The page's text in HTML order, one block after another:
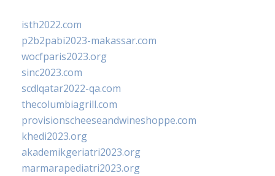
isth2022.com
p2b2pabi2023-makassar.com
wocfparis2023.org
sinc2023.com
scdlqatar2022-qa.com
thecolumbiagrill.com
provisionscheeseandwineshoppe.com
khedi2023.org
akademikgeriatri2023.org
marmarapediatri2023.org